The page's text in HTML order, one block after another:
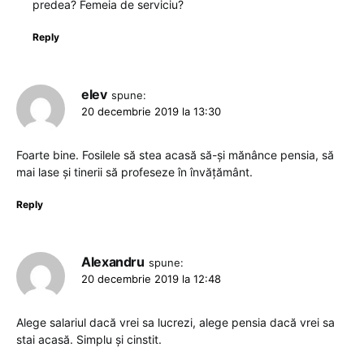
predea? Femeia de serviciu?
Reply
elev spune:
20 decembrie 2019 la 13:30
Foarte bine. Fosilele să stea acasă să-și mănânce pensia, să
mai lase și tinerii să profeseze în învățământ.
Reply
Alexandru spune:
20 decembrie 2019 la 12:48
Alege salariul dacă vrei sa lucrezi, alege pensia dacă vrei sa
stai acasă. Simplu și cinstit.